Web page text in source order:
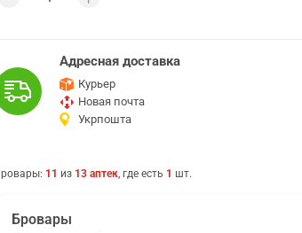
Адресная доставка
Курьер
Новая почта
Укрпошта
: 11 из 13 аптек, где есть 1 шт.
Бровары